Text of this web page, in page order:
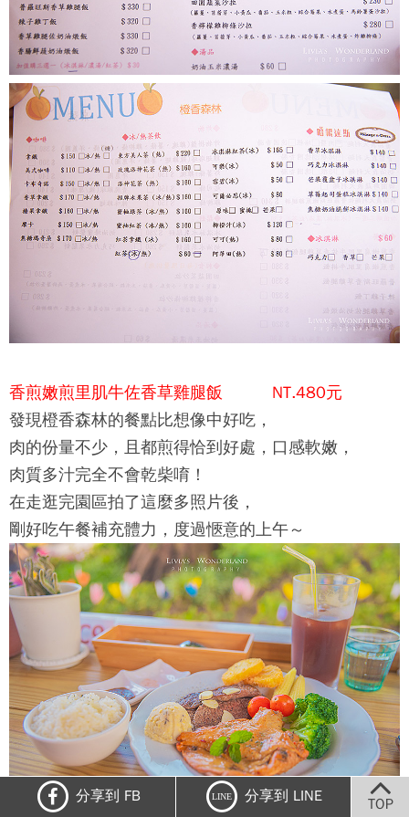
香煎嫩煎里肌牛佐香草雞腿飯 NT.480元
發現橙香森林的餐點比想像中好吃，
肉的份量不少，且都煎得恰到好處，口感軟嫩，
肉質多汁完全不會乾柴唷！
在走逛完園區拍了這麼多照片後，
剛好吃午餐補充體力，度過愜意的上午～
分享到 FB LINE 分享到 LINE TOP